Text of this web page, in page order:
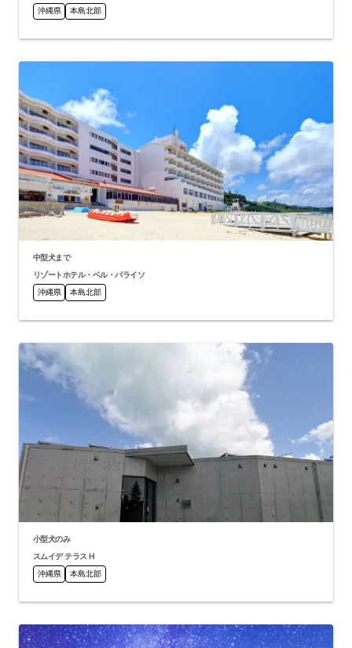
沖縄県
本島北部
中型犬まで
リゾートホテル・ベル・パライソ
沖縄県
本島北部
小型犬のみ
スムイデ テラス H
沖縄県
本島北部